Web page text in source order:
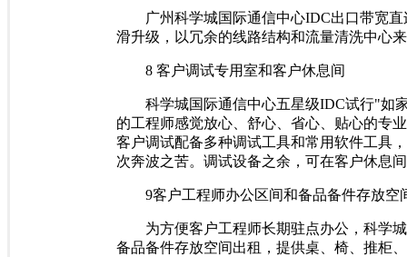
广州科学城国际通信中心IDC出口带宽直
滑升级，以冗余的线路结构和流量清洗中心
8 客户调试专用室和客户休息间
科学城国际通信中心五星级IDC试行"如
的工程师感觉放心、舒心、省心、贴心的专
客户调试配备多种调试工具和常用软件工具
次奔波之苦。调试设备之余，可在客户休息
9客户工程师办公区间和备品备件存放空
为方便客户工程师长期驻点办公，科学城
备品备件存放空间出租，提供桌、椅、推柜